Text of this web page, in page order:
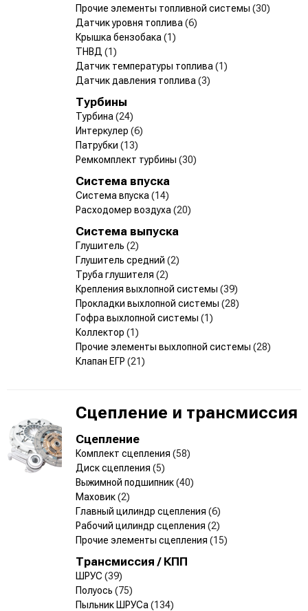
Прочие элементы топливной системы (30)
Датчик уровня топлива (6)
Крышка бензобака (1)
ТНВД (1)
Датчик температуры топлива (1)
Датчик давления топлива (3)
Турбины
Турбина (24)
Интеркулер (6)
Патрубки (13)
Ремкомплект турбины (30)
Система впуска
Система впуска (14)
Расходомер воздуха (20)
Система выпуска
Глушитель (2)
Глушитель средний (2)
Труба глушителя (2)
Крепления выхлопной системы (39)
Прокладки выхлопной системы (28)
Гофра выхлопной системы (1)
Коллектор (1)
Прочие элементы выхлопной системы (28)
Клапан ЕГР (21)
Сцепление и трансмиссия
Сцепление
Комплект сцепления (58)
Диск сцепления (5)
Выжимной подшипник(40)
Маховик(2)
Главный цилиндр сцепления (6)
Рабочий цилиндр сцепления (2)
Прочие элементы сцепления (15)
Трансмиссия / КПП
ШРУС (39)
Полуось (75)
Пыльник ШРУСа (134)